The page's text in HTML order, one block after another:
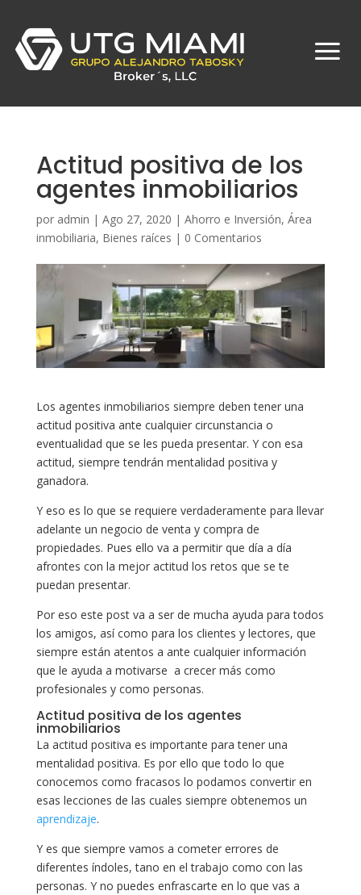
Actitud positiva de los
agentes inmobiliarios
por admin | Ago 27, 2020 | Ahorro e Inversión, Área
inmobiliaria, Bienes raíces | 0 Comentarios
Los agentes inmobiliarios siempre deben tener una
actitud positiva ante cualquier circunstancia o
eventualidad que se les pueda presentar. Y con esa
actitud, siempre tendrán mentalidad positiva y
ganadora.
Y eso es lo que se requiere verdaderamente para llevar
adelante un negocio de venta y compra de
propiedades. Pues ello va a permitir que día a día
afrontes con la mejor actitud los retos que se te
puedan presentar.
Por eso este post va a ser de mucha ayuda para todos
los amigos, así como para los clientes y lectores, que
siempre están atentos a ante cualquier información
que le ayuda a motivarse a crecer más como
profesionales y como personas.
Actitud positiva de los agentes
inmobiliarios
La actitud positiva es importante para tener una
mentalidad positiva. Es por ello que todo lo que
conocemos como fracasos lo podamos convertir en
esas lecciones de las cuales siempre obtenemos un
aprendizaje.
Y es que siempre vamos a cometer errores de
diferentes índoles, tano en el trabajo como con las
personas. Y no puedes enfrascarte en lo que vas a